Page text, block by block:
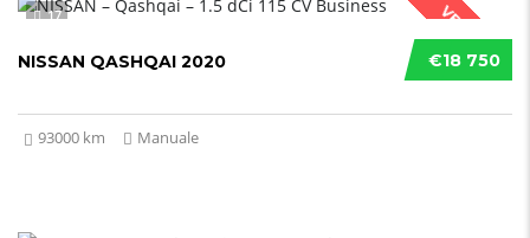
VENDUTO
17
€18 750
NISSAN QASHQAI 2020
93000 km Manuale